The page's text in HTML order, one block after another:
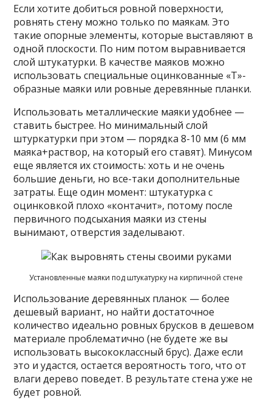
Если хотите добиться ровной поверхности,
ровнять стену можно только по маякам. Это
такие опорные элементы, которые выставляют в
одной плоскости. По ним потом выравнивается
слой штукатурки. В качестве маяков можно
использовать специальные оцинкованные «Т»-
образные маяки или ровные деревянные планки.
Использовать металлические маяки удобнее —
ставить быстрее. Но минимальный слой
штуркатурки при этом — порядка 8-10 мм (6 мм
маяка+раствор, на который его ставят). Минусом
еще является их стоимость: хоть и не очень
большие деньги, но все-таки дополнительные
затраты. Еще один момент: штукатурка с
оцинковкой плохо «контачит», потому после
первичного подсыхания маяки из стены
вынимают, отверстия заделывают.
Установленные маяки под штукатурку на кирпичной стене
Использование деревянных планок — более
дешевый вариант, но найти достаточное
количество идеально ровных брусков в дешевом
материале проблематично (не будете же вы
использовать высококлассный брус). Даже если
это и удастся, остается вероятность того, что от
влаги дерево поведет. В результате стена уже не
будет ровной.